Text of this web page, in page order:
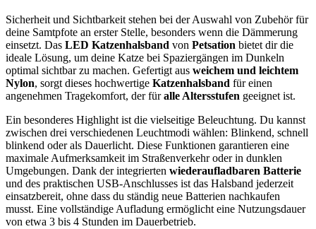
Sicherheit und Sichtbarkeit stehen bei der Auswahl von Zubehör für
deine Samtpfote an erster Stelle, besonders wenn die Dämmerung
einsetzt. Das LED Katzenhalsband von Petsation bietet dir die
ideale Lösung, um deine Katze bei Spaziergängen im Dunkeln
optimal sichtbar zu machen. Gefertigt aus weichem und leichtem
Nylon, sorgt dieses hochwertige Katzenhalsband für einen
angenehmen Tragekomfort, der füralle Altersstufen geeignet ist.
Ein besonderes Highlight ist die vielseitige Beleuchtung. Du kannst
zwischen drei verschiedenen Leuchtmodi wählen: Blinkend, schnell
blinkend oder als Dauerlicht. Diese Funktionen garantieren eine
maximale Aufmerksamkeit im Straßenverkehr oder in dunklen
Umgebungen. Dank der integrierten wiederaufladbaren Batterie
und des praktischen USB-Anschlusses ist das Halsband jederzeit
einsatzbereit, ohne dass du ständig neue Batterien nachkaufen
musst. Eine vollständige Aufladung ermöglicht eine Nutzungsdauer
von etwa 3 bis 4 Stunden im Dauerbetrieb.